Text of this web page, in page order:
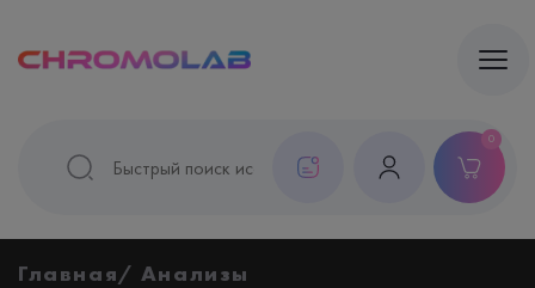
0
Главная
Анализы